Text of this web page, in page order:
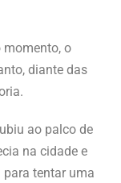
o
diante das
ao palco de
na cidade e
tentar uma